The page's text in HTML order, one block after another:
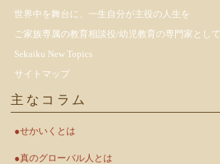
世界中を舞台に、一生自分が主役の人生を
ご家族専属の教育相談役/幼児教育の専門家として
Sekaiku New Topics
サイトマップ
主なコラム
●せかいくとは
●真のグローバル人とは